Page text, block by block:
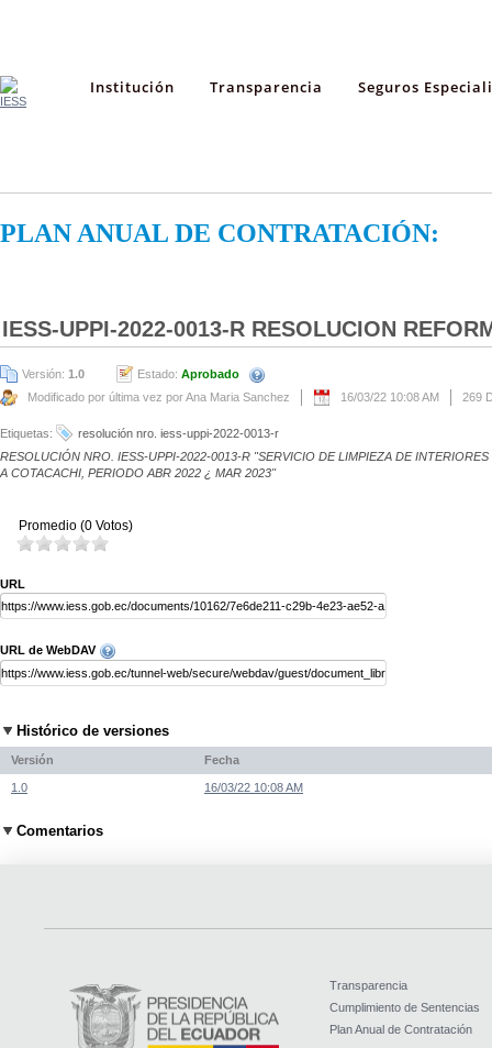
Institución Transparencia Seguros
PLAN ANUAL DE CONTRATACIÓN:
IESS-UPPI-2022-0013-R RESOLUCION
Versión: 1.0 Estado: Aprobado
Modificado por última vez por Ana Maria Sanchez
16/03/22 10:08 AM 269
Etiquetas:
resolución nro. iess-uppi-2022-0013-r
RESOLUCIÓN NRO. IESS-UPPI-2022-0013-R "SERVICIO DE LIMPIEZA DE
A COTACACHI, PERIODO ABR 2022 ¿ MAR 2023"
Promedio (0 Votos)
URL
URL de WebDAV
Histórico de versiones
Versión Fecha
1.0 16/03/22 10:08 AM
Comentarios
Transparencia
Cumplimiento de Sentencias
Plan Anual de Contratación